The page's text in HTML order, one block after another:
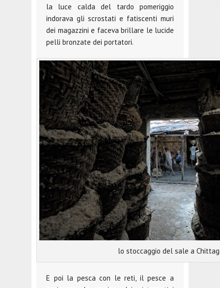
la luce calda del tardo pomeriggio
indorava gli scrostati e fatiscenti muri
dei magazzini e faceva brillare le lucide
pelli bronzate dei portatori.
lo stoccaggio del sale a
E poi la pesca con le reti, il pesce a